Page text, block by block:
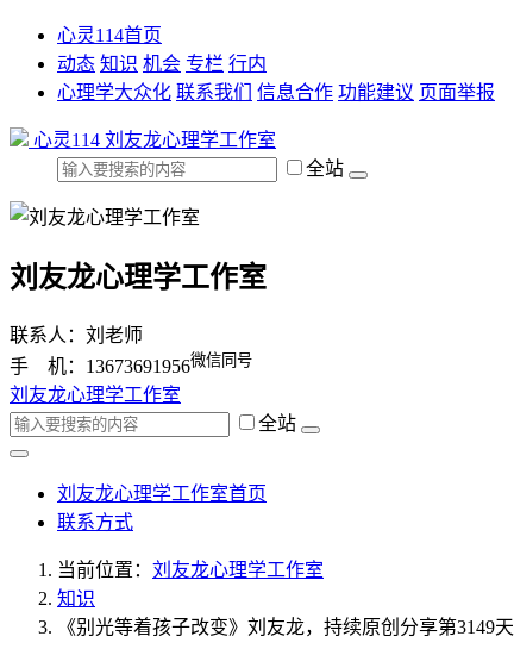
心灵114首页
动态 知识 机会 专栏 行内
心理学大众化 联系我们 信息合作 功能建议 页面举报
心灵114 刘友龙心理学工作室
全站
刘友龙心理学工作室
联系人：刘老师
手 机：13673691956微信同号
刘友龙心理学工作室
全站
刘友龙心理学工作室首页
联系方式
当前位置： 刘友龙心理学工作室
知识
《别光等着孩子改变》刘友龙，持续原创分享第3149天